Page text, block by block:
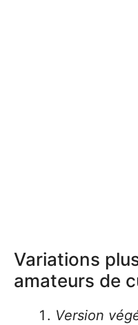
Variations
amateurs de
Version